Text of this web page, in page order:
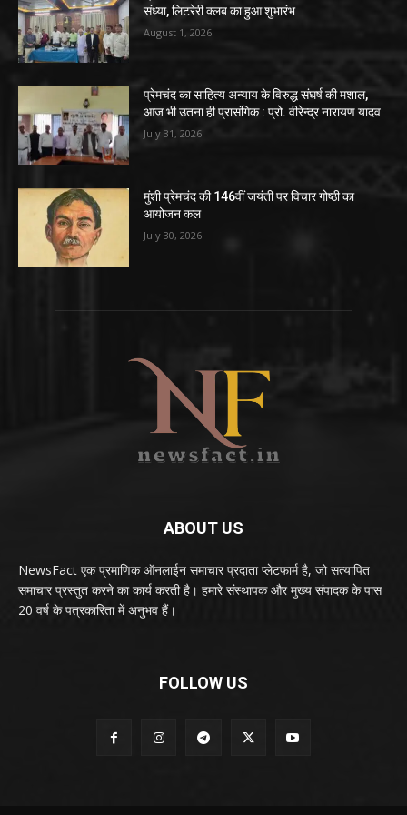
संध्या, लिटरेरी क्लब का हुआ शुभारंभ
August 1, 2026
प्रेमचंद का साहित्य अन्याय के विरुद्ध संघर्ष की मशाल,
आज भी उतना ही प्रासंगिक : प्रो. वीरेन्द्र नारायण यादव
July 31, 2026
मुंशी प्रेमचंद की 146वीं जयंती पर विचार गोष्ठी का
आयोजन कल
July 30, 2026
ABOUT US
NewsFact एक प्रमाणिक ऑनलाईन समाचार प्रदाता प्लेटफार्म है, जो सत्यापित
समाचार प्रस्तुत करने का कार्य करती है। हमारे संस्थापक और मुख्य संपादक के पास
20 वर्ष के पत्रकारिता में अनुभव हैं।
FOLLOW US